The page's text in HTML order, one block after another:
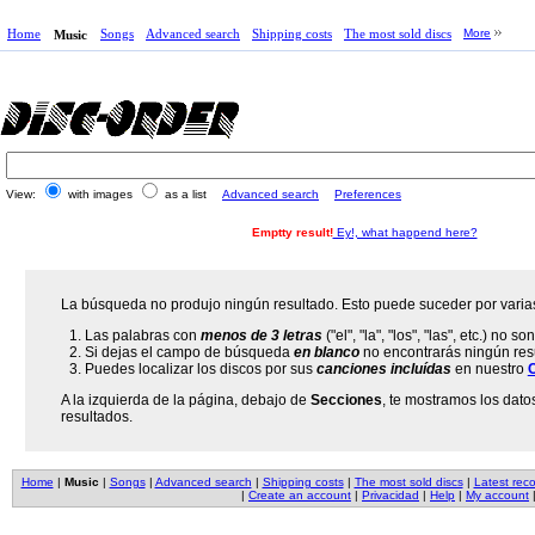
Home Music Songs Advanced search Shipping costs The most sold discs More
View: with images as a list Advanced search Preferences
Emptty result!Ey!, what happend here?
La búsqueda no produjo ningún resultado. Esto puede suceder por
Las palabras con menos de 3 letras("el", "la", "los", "las", etc.) no
Si dejas el campo de búsqueda en blancono encontrarás ningún
Puedes localizar los discos por sus canciones incluídasen nuestro
A la izquierda de la página, debajo de Secciones, te mostramos los
resultados.
Home | Music | Songs| Advanced search | Shipping costs| The most sold discs| Latest
| Create an account | Privacidad | Help | My account